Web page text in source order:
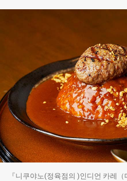
『니쿠야노(정육점의 )인디언 카레